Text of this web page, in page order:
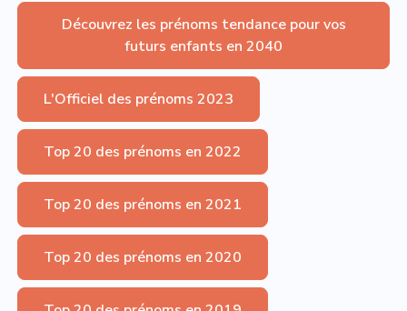
Découvrez les prénoms tendance pour vos
futurs enfants en 2040
L'Officiel des prénoms 2023
Top 20 des prénoms en 2022
Top 20 des prénoms en 2021
Top 20 des prénoms en 2020